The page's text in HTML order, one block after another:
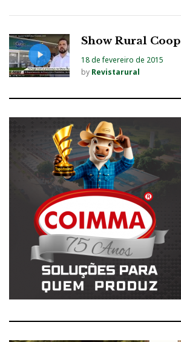
Show Rural
18 de fevereiro de 2015
by Revistarural